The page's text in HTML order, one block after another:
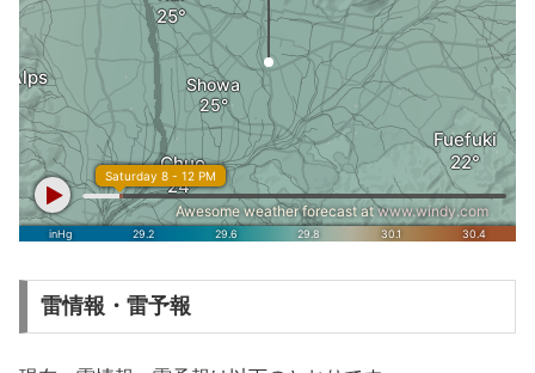
雷情報・雷予報